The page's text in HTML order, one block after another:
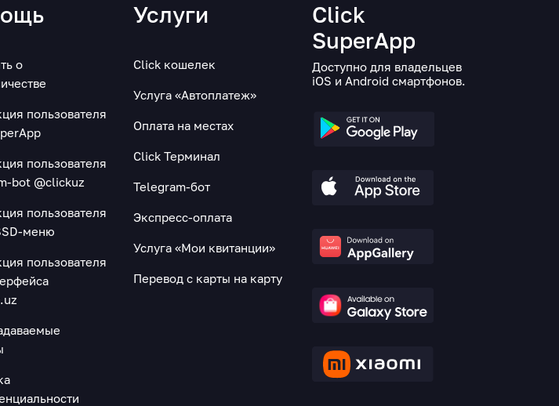
о
пользователя
пользователя
bot @clickuz
пользователя
меню
пользователя
Услуги
Click кошелек
Услуга «Автоплатеж»
Оплата на местах
Click Терминал
Telegram-бот
Экспресс-оплата
Услуга «Мои квитанции»
Перевод с карты на карту
Click
SuperApp
Доступно для владельцев
iOS и Android смартфонов.